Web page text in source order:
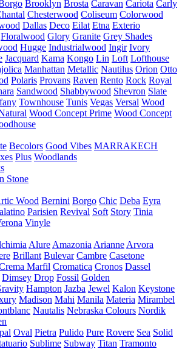
Brooklyn Brosta Caravan Cariota Carly
Chesterwood Coliseum Colorwood
Dallas Deco Eilat Etna Exterio
Floralwood Glory Granite Grey Shades
Hugge Industrialwood Ingir Ivory
Jacquard Kama Kongo Lin Loft Lofthouse
Manhattan Metallic Nautilus Orion Otto
Polaris Provans Raven Rento Rock Royal
Sandwood Shabbywood Shevron Slate
Townhouse Tunis Vegas Versal Wood
Wood Concept Prime Wood Concept
Becolors Good Vibes MARRAKECH
Plus Woodlands
Stone
Wood Bernini Borgo Chic Deba Eyra
Parisien Revival Soft Story Tinia
Vinyle
Alure Amazonia Arianne Arvora
Brillant Bulevar Cambre Casetone
Marfil Cromatica Cronos Dassel
Dimsey Drop Fossil Golden
Hampton Jazba Jewel Kalon Keystone
Madison Mahi Manila Materia Mirambel
Nautalis Nebraska Colours Nordik
Oval Pietra Pulido Pure Rovere Sea Solid
Sublime Subway Titan Tramonto